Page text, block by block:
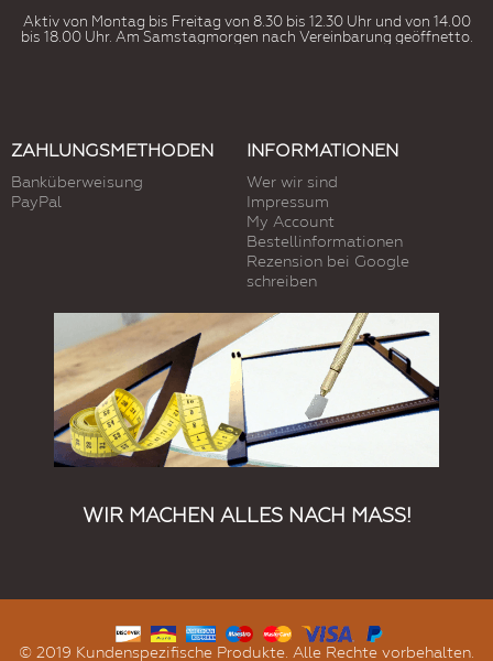
Aktiv von Montag bis Freitag von 8.30 bis 12.30 Uhr und von 14.00
bis 18.00 Uhr. Am Samstagmorgen nach Vereinbarung geöffnetto.
ZAHLUNGSMETHODEN
Banküberweisung
PayPal
INFORMATIONEN
Wer wir sind
Impressum
My Account
Bestellinformationen
Rezension bei Google
schreiben
WIR MACHEN ALLES NACH MASS!
© 2019 Kundenspezifische Produkte. Alle Rechte vorbehalten.